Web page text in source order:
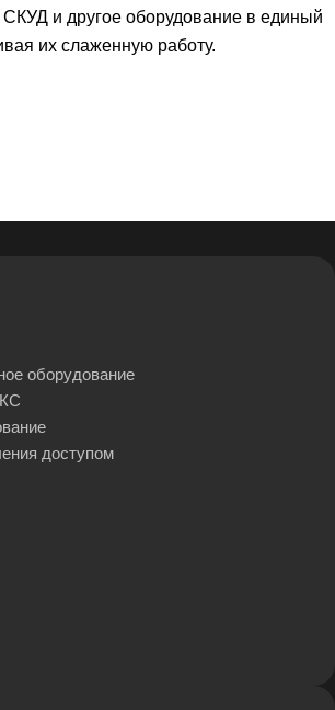
и другое оборудование в единый
их слаженную работу.
оборудование
доступом